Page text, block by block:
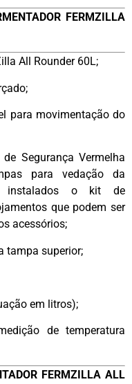
FERMZILLA
All Rounder 60L;
para movimentação do
Segurança Vermelha
para vedação da
instalados o kit de
que podem ser
acessórios;
tampa superior;
em litros);
de temperatura
FERMZILLA ALL